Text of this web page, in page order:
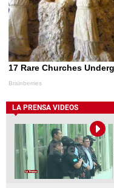
LA PRENSA VIDEOS